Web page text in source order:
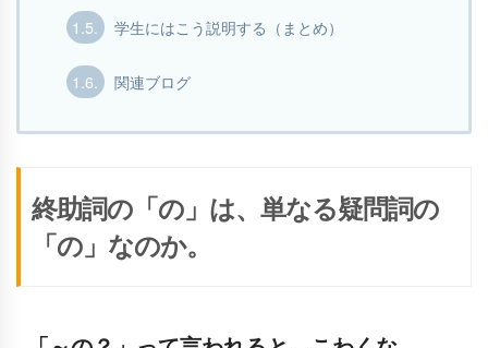
1.5. 学生にはこう説明する（まとめ）
1.6. 関連ブログ
終助詞の「の」は、単なる疑問詞の
「の」なのか。